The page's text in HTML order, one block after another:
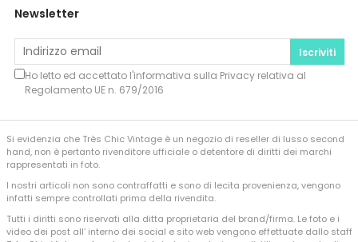
Newsletter
Iscriviti
Ho letto ed accettato l'informativa sulla Privacyrelativa al
Regolamento UE n. 679/2016
Si evidenzia che Très Chic Vintage è un negozio di reseller di lusso second
hand, non è pertanto rivenditore ufficiale o detentore di diritti dei marchi
rappresentati in foto.
I nostri articoli non sono contraffatti e sono di lecita provenienza, vengono
infatti sempre controllati prima della rivendita.
Tutti i diritti sono riservati alla ditta proprietaria del brand/firma. Le foto e i
video dei post all’ interno dei social e sito web vengono effettuate dallo staff